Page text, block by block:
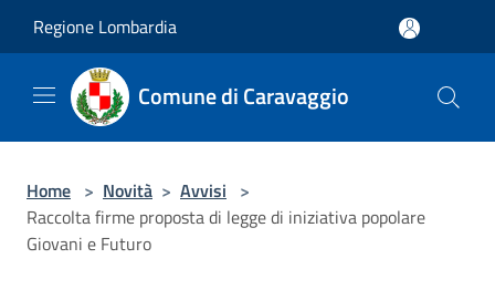
Regione Lombardia
Comune di Caravaggio
Home > Novità > Avvisi >
Raccolta firme proposta di legge di iniziativa popolare
Giovani e Futuro